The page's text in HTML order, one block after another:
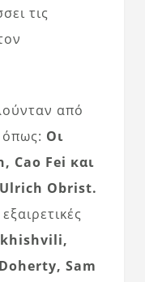
τις
από
όπως: Οι
Cao Fei και
Obrist.
Sam